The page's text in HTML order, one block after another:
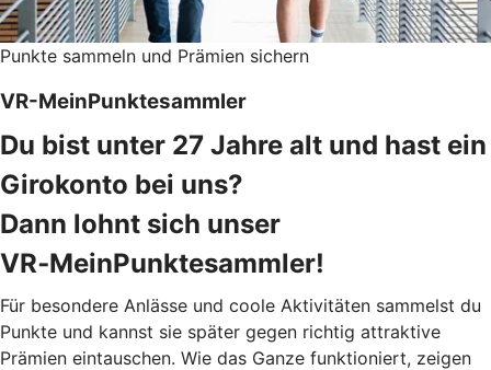
Punkte sammeln und Prämien sichern
VR-MeinPunktesammler
Du bist unter 27 Jahre alt und hast ein
Girokonto bei uns?
Dann lohnt sich unser
VR‑MeinPunktesammler!
Für besondere Anlässe und coole Aktivitäten sammelst du
Punkte und kannst sie später gegen richtig attraktive
Prämien eintauschen. Wie das Ganze funktioniert, zeigen